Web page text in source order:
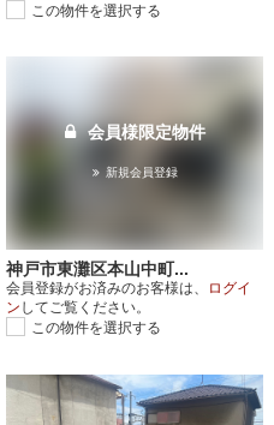
この物件を選択する
会員様限定物件
新規会員登録
神戸市東灘区本山中町...
会員登録がお済みのお客様は、
ログイ
ン してご覧ください。
この物件を選択する